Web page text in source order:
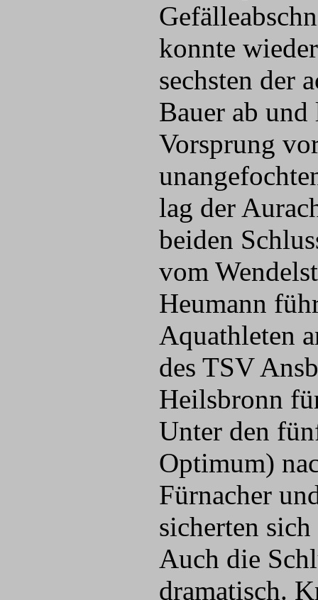
konnte
sechsten der
Bauer ab
Vorsprung
lag der
beiden
vom
Heumann
Aquathleten
des TSV
Heilsbronn
Unter den
Optimum)
Fürnacher
sicherten
Auch die
dramatisch.